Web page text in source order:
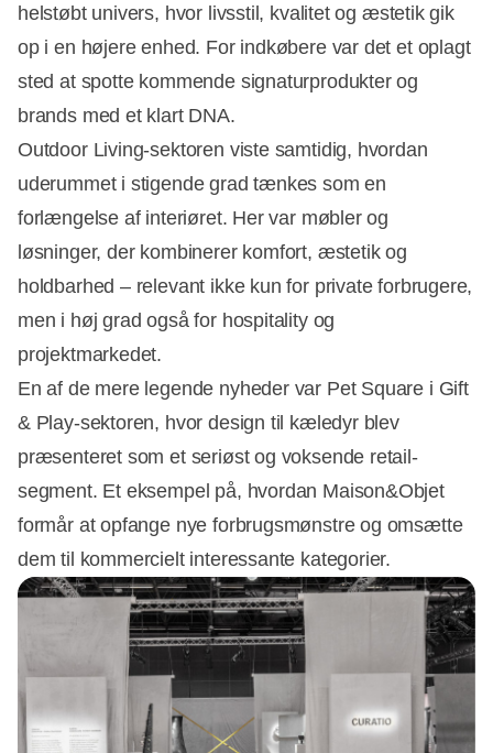
helstøbt univers, hvor livsstil, kvalitet og æstetik gik
op i en højere enhed. For indkøbere var det et oplagt
sted at spotte kommende signaturprodukter og
brands med et klart DNA.
Outdoor Living-sektoren viste samtidig, hvordan
uderummet i stigende grad tænkes som en
forlængelse af interiøret. Her var møbler og
løsninger, der kombinerer komfort, æstetik og
holdbarhed – relevant ikke kun for private forbrugere,
men i høj grad også for hospitality og
projektmarkedet.
En af de mere legende nyheder var Pet Square i Gift
& Play-sektoren, hvor design til kæledyr blev
præsenteret som et seriøst og voksende retail-
segment. Et eksempel på, hvordan Maison&Objet
formår at opfange nye forbrugsmønstre og omsætte
dem til kommercielt interessante kategorier.